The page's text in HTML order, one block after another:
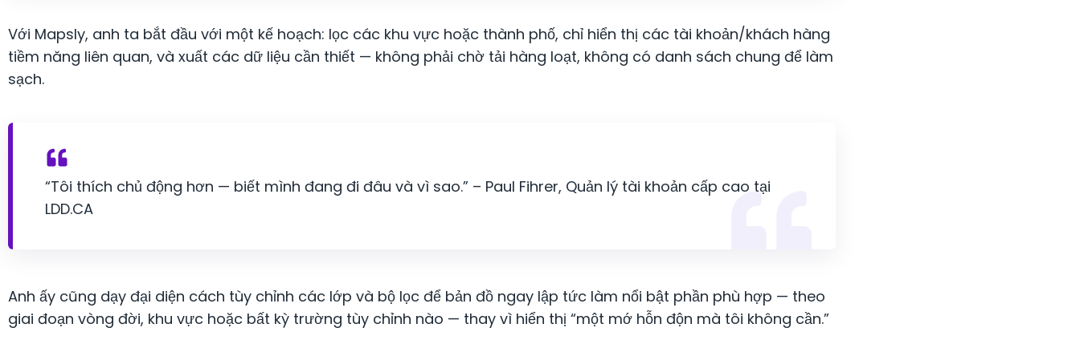
Với Mapsly, anh ta bắt đầu với một kế hoạch: lọc các khu vực hoặc thành phố, chỉ hiển thị các tài khoản/khách hàng
tiềm năng liên quan, và xuất các dữ liệu cần thiết — không phải chờ tải hàng loạt, không có danh sách chung để làm
sạch.
“Tôi thích chủ động hơn — biết mình đang đi đâu và vì sao.” – Paul Fihrer, Quản lý tài khoản cấp cao tại
LDD.CA
Anh ấy cũng dạy đại diện cách tùy chỉnh các lớp và bộ lọc để bản đồ ngay lập tức làm nổi bật phần phù hợp — theo
giai đoạn vòng đời, khu vực hoặc bất kỳ trường tùy chỉnh nào — thay vì hiển thị “một mớ hỗn độn mà tôi không cần.”